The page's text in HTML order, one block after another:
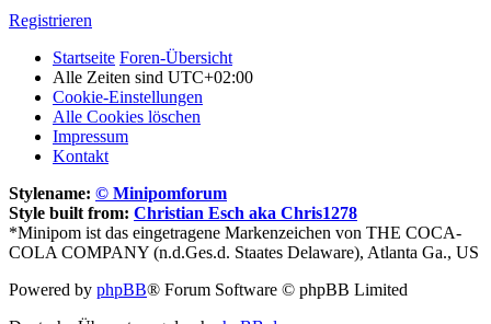
Registrieren
Startseite Foren-Übersicht
Alle Zeiten sind UTC+02:00
Cookie-Einstellungen
Alle Cookies löschen
Impressum
Kontakt
Stylename: © Minipomforum
Style built from: Christian Esch aka Chris1278
*Minipom ist das eingetragene Markenzeichen von THE COCA-
COLA COMPANY (n.d.Ges.d. Staates Delaware), Atlanta Ga., US
Powered by phpBB® Forum Software © phpBB Limited